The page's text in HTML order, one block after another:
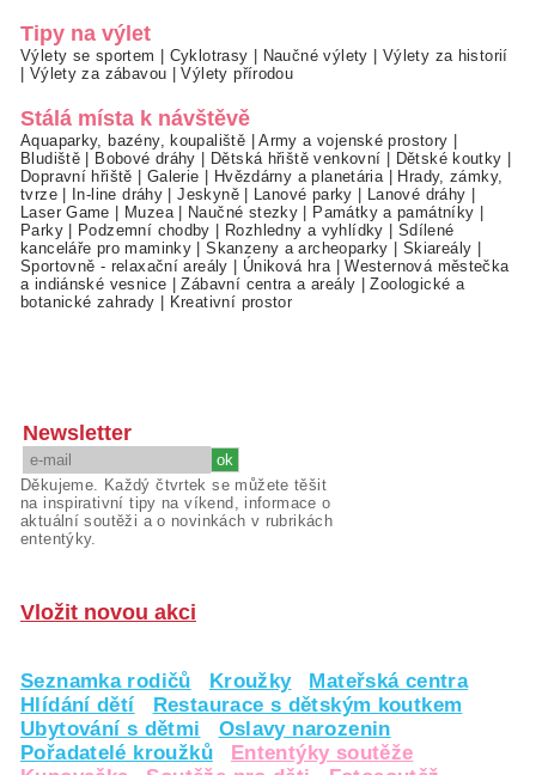
Tipy na výlet
Výlety se sportem Cyklotrasy Naučné výlety
Výlety za historií
Výlety za zábavou |Výlety přírodou
Stálá místa k návštěvě
Aquaparky, bazény, koupaliště |Army a vojenské prostory
Bludiště
Bobové dráhy Dětská hřiště venkovní Dětské koutky
Dopravní hřiště
Galerie Hvězdárny a planetária|
Hrady, zámky,
tvrze| In-line dráhy |Jeskyně| Lanové parky Lanové dráhy
Laser Game
Muzea| Naučné stezky Památky a památníky
Parky| Podzemní chodby Rozhledny a vyhlídky
Sdílené
kanceláře pro maminky |Skanzeny a archeoparky Skiareály
Sportovně - relaxační areály
Úniková hra|Westernová městečka
a indiánské vesnice |Zábavní centra a areály |Zoologické a
botanické zahrady
Kreativní prostor
Newsletter
Děkujeme. Každý čtvrtek se můžete těšit
na inspirativní tipy na víkend, informace o
aktuální soutěži a o novinkách v rubrikách
ententýky.
Vložit novou akci
Seznamka rodičů Kroužky
Mateřská centra
Hlídání dětí
Restaurace s dětským koutkem
Ubytování s dětmi
Oslavy narozenin
Pořadatelé kroužků
Ententýky soutěže